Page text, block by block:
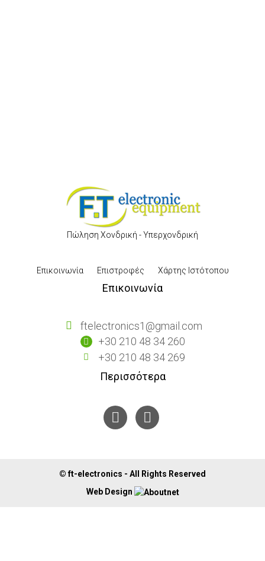
Πώληση Χονδρική - Υπερχονδρική
Επικοινωνία Επιστροφές Χάρτης Ιστότοπου
Επικοινωνία
ftelectronics1@gmail.com
+30 210 48 34 260
+30 210 48 34 269
Περισσότερα
© ft-electronics - All Rights Reserved
Web Design